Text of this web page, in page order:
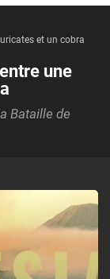
et un cobra
une
Bataille de